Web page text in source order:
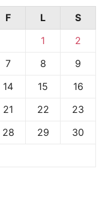
F L
S
1
2
7 8
9
14 15
16
21 22
23
28 29
30